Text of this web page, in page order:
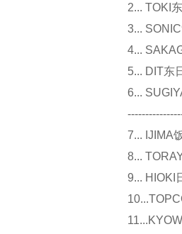
2... TOKI
3...
4...
5... DIT东
6...
7... IJIMA
8...
9... HIOKI